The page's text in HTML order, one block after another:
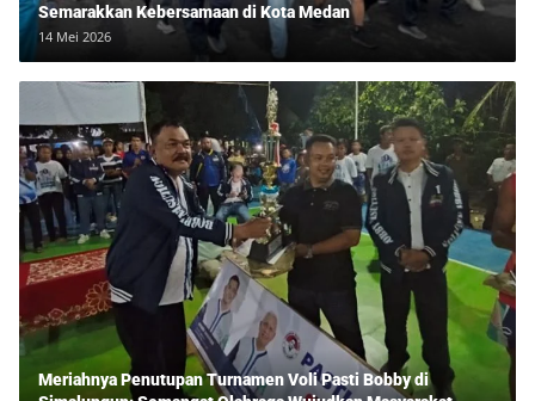
Semarakkan Kebersamaan di Kota Medan
14 Mei 2026
Meriahnya Penutupan Turnamen Voli Pasti Bobby di